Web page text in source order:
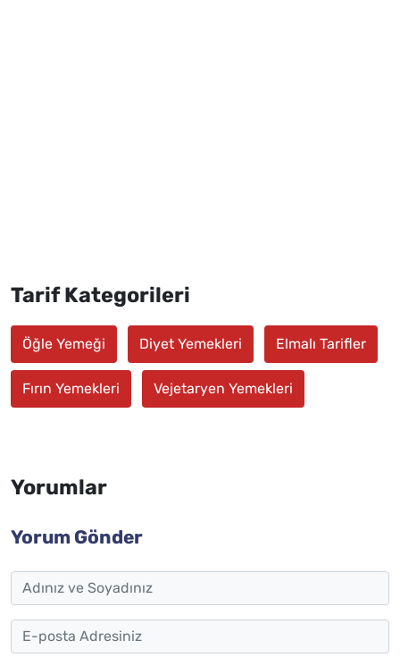
Tarif Kategorileri
Öğle Yemeği Diyet Yemekleri Elmalı Tarifler
Fırın Yemekleri Vejetaryen Yemekleri
Yorumlar
Yorum Gönder